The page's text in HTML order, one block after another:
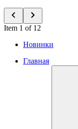
Item 1 of 12
Новинки
Главная